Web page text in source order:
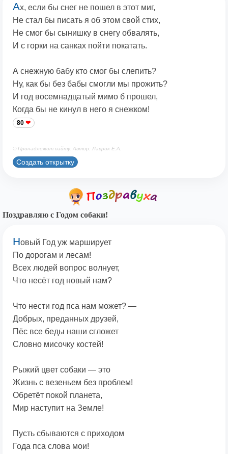
Ах, если бы снег не пошел в этот миг,
Не стал бы писать я об этом свой стих,
Не смог бы сынишку в снегу обвалять,
И с горки на санках пойти покатать.
А снежную бабу кто смог бы слепить?
Ну, как бы без бабы смогли мы прожить?
И год восемнадцатый мимо б прошел,
Когда бы не кинул в него я снежком!
80
© Принадлежит сайту. Автор: Лаврик Е.А.
Создать открытку
Поздравляю с Годом собаки!
Новый Год уж марширует
По дорогам и лесам!
Всех людей вопрос волнует,
Что несёт год новый нам?
Что нести год пса нам может? —
Добрых, преданных друзей,
Пёс все беды наши сгложет
Словно мисочку костей!
Рыжий цвет собаки — это
Жизнь с везеньем без проблем!
Обретёт покой планета,
Мир наступит на Земле!
Пусть сбываются с приходом
Года пса слова мои!